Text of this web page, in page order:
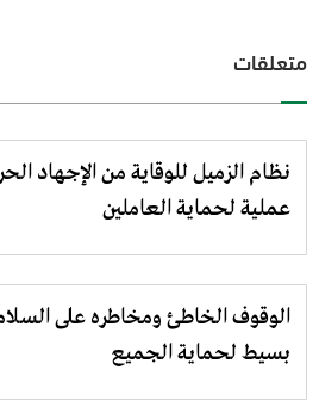
متعلقات
نظام الزميل للوقاية من الإجهاد
عملية لحماية العاملين
الوقوف الخاطئ ومخاطره على السلامة
بسيط لحماية الجميع